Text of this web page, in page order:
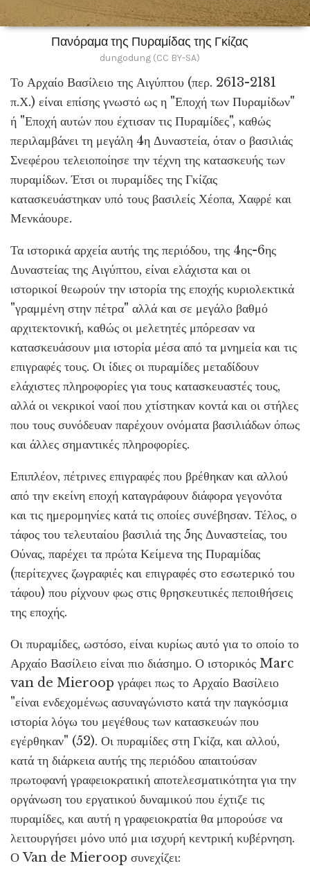
Πανόραμα της Πυραμίδας της Γκίζας
dungodung (CC BY-SA)
Το Αρχαίο Βασίλειο της Αιγύπτου (περ. 2613-2181
π.Χ.) είναι επίσης γνωστό ως η "Εποχή των Πυραμίδων"
ή "Εποχή αυτών που έχτισαν τις Πυραμίδες", καθώς
περιλαμβάνει τη μεγάλη 4η Δυναστεία, όταν ο βασιλιάς
Σνεφέρου τελειοποίησε την τέχνη της κατασκευής των
πυραμίδων. Έτσι οι πυραμίδες της Γκίζας
κατασκευάστηκαν υπό τους βασιλείς Χέοπα, Χαφρέ και
Μενκάουρε.
Τα ιστορικά αρχεία αυτής της περιόδου, της 4ης-6ης
Δυναστείας της Αιγύπτου, είναι ελάχιστα και οι
ιστορικοί θεωρούν την ιστορία της εποχής κυριολεκτικά
"γραμμένη στην πέτρα" αλλά και σε μεγάλο βαθμό
αρχιτεκτονική, καθώς οι μελετητές μπόρεσαν να
κατασκευάσουν μια ιστορία μέσα από τα μνημεία και τις
επιγραφές τους. Οι ίδιες οι πυραμίδες μεταδίδουν
ελάχιστες πληροφορίες για τους κατασκευαστές τους,
αλλά οι νεκρικοί ναοί που χτίστηκαν κοντά και οι στήλες
που τους συνόδευαν παρέχουν ονόματα βασιλιάδων όπως
και άλλες σημαντικές πληροφορίες.
Επιπλέον, πέτρινες επιγραφές που βρέθηκαν και αλλού
από την εκείνη εποχή καταγράφουν διάφορα γεγονότα
και τις ημερομηνίες κατά τις οποίες συνέβησαν. Τέλος, ο
τάφος του τελευταίου βασιλιά της 5ης Δυναστείας, του
Ούνας, παρέχει τα πρώτα Κείμενα της Πυραμίδας
(περίτεχνες ζωγραφιές και επιγραφές στο εσωτερικό του
τάφου) που ρίχνουν φως στις θρησκευτικές πεποιθήσεις
της εποχής.
Οι πυραμίδες, ωστόσο, είναι κυρίως αυτό για το οποίο το
Αρχαίο Βασίλειο είναι πιο διάσημο. Ο ιστορικός Marc
van de Mieroop γράφει πως το Αρχαίο Βασίλειο
"είναι ενδεχομένως ασυναγώνιστο κατά την παγκόσμια
ιστορία λόγω του μεγέθους των κατασκευών που
εγέρθηκαν" (52). Οι πυραμίδες στη Γκίζα, και αλλού,
κατά τη διάρκεια αυτής της περιόδου απαιτούσαν
πρωτοφανή γραφειοκρατική αποτελεσματικότητα για την
οργάνωση του εργατικού δυναμικού που έχτιζε τις
πυραμίδες, και αυτή η γραφειοκρατία θα μπορούσε να
λειτουργήσει μόνο υπό μια ισχυρή κεντρική κυβέρνηση.
Ο Van de Mieroop συνεχίζει: